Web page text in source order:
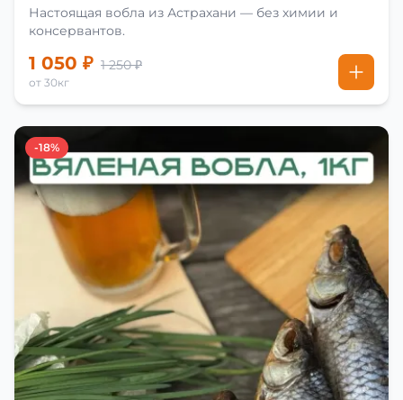
Настоящая вобла из Астрахани — без химии и
консервантов.
1 050 ₽ 1 250 ₽
от 30кг
-18%